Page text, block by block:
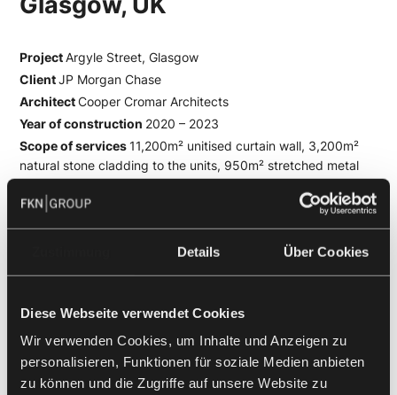
Details Über Cookies
Diese Webseite verwendet Cookies
Wir verwenden Cookies, um Inhalte und Anzeigen zu
personalisieren, Funktionen für soziale Medien anbieten
zu können und die Zugriffe auf unsere Website zu
Project Argyle Street, Glasgow
ClientJP Morgan Chase
ArchitectCooper Cromar Architects
Year of construction 2020 – 2023
Scope of services 11,200m² unitised curtain wall, 3,200m²
natural stone cladding to the units, 950m² stretched metal
screen